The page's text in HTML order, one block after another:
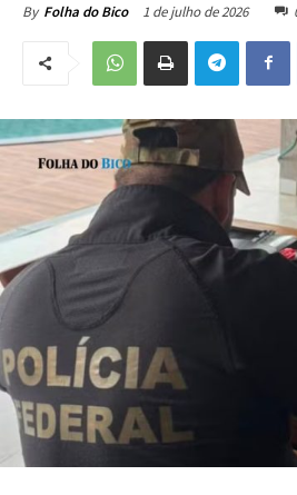
By Folha do Bico 1 de julho de 2026